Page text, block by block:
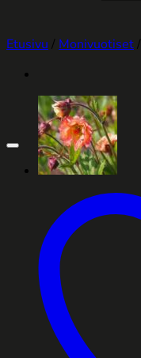
Etusivu / Monivuotiset/